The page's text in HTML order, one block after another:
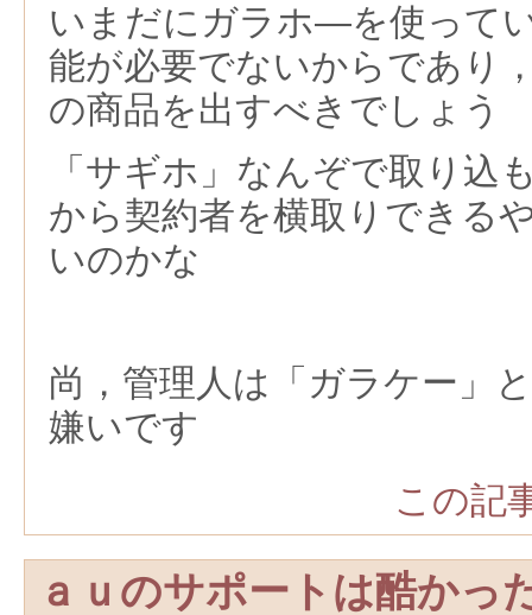
いまだにガラホ―を使って
能が必要でないからであり
の商品を出すべきでしょう
「サギホ」なんぞで取り込
から契約者を横取りできる
いのかな
尚，管理人は「ガラケー」
嫌いです
この記
ａｕのサポートは酷かっ